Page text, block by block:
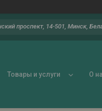
проспект, 14-501, Минск,
Товары и услуги О